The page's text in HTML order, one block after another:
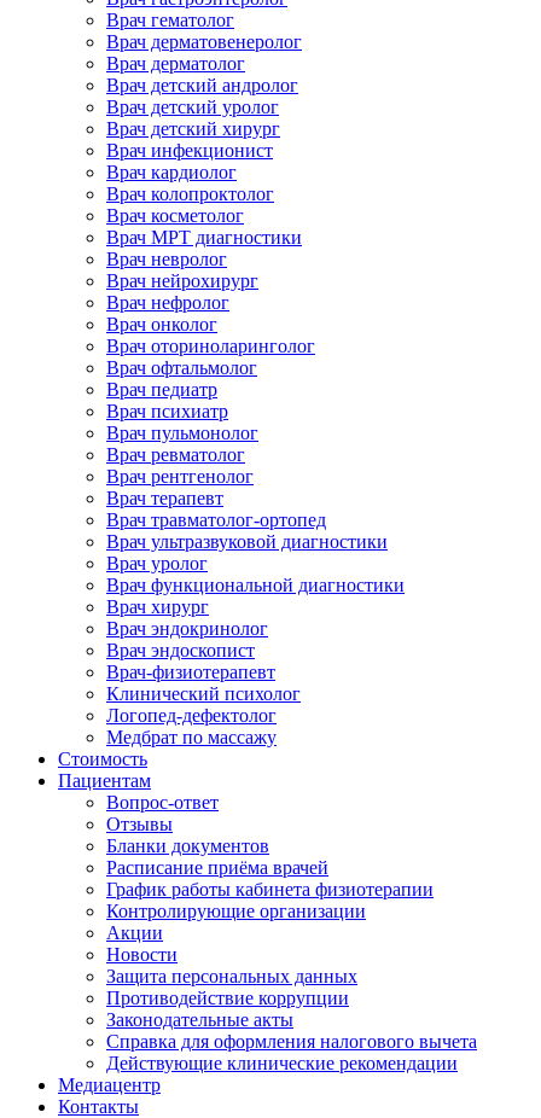
Врач гематолог
Врач дерматовенеролог
Врач дерматолог
Врач детский андролог
Врач детский уролог
Врач детский хирург
Врач инфекционист
Врач кардиолог
Врач колопроктолог
Врач косметолог
Врач МРТ диагностики
Врач невролог
Врач нейрохирург
Врач нефролог
Врач онколог
Врач оториноларинголог
Врач офтальмолог
Врач педиатр
Врач психиатр
Врач пульмонолог
Врач ревматолог
Врач рентгенолог
Врач терапевт
Врач травматолог-ортопед
Врач ультразвуковой диагностики
Врач уролог
Врач функциональной диагностики
Врач хирург
Врач эндокринолог
Врач эндоскопист
Врач-физиотерапевт
Клинический психолог
Логопед-дефектолог
Медбрат по массажу
Стоимость
Пациентам
Вопрос-ответ
Отзывы
Бланки документов
Расписание приёма врачей
График работы кабинета физиотерапии
Контролирующие организации
Акции
Новости
Защита персональных данных
Противодействие коррупции
Законодательные акты
Справка для оформления налогового вычета
Действующие клинические рекомендации
Медиацентр
Контакты